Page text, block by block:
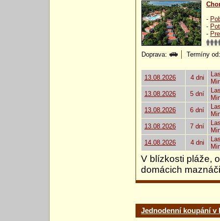
-
-
-
Doprava: Termíny
13.08.2026 4 dni
13.08.2026
5 dní
13.08.2026
6 dní
13.08.2026
7 dní
14.08.2026
4 dni
V blízkosti pláže,
domácich
Jednodenní koupání v